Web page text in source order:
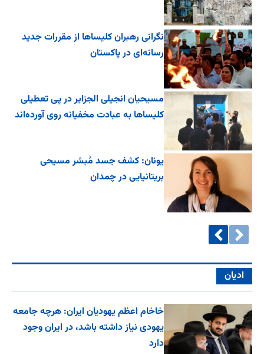
نگرانی رهبران کلیساها از مقررات جدید
رسانه‌ای در پاکستان
مسیحیان انجیلی الجزایر در پی تعطیلی
کلیساها به عبادت مخفیانه روی آورده‌اند
یونان: کشف جسد مُبشر مسیحی
بریتانیایی در چمدان
ادیان
خاخام اعظم یهودیان ایران: هرچه جامعه
یهودی نیاز داشته باشد، در ایران وجود
دارد